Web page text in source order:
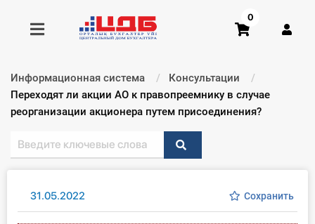
Получить консультацию
Главная ИС
0
Информационная система
Консультации
Текущий:
Переходят ли акции АО к правопреемнику в случае
реорганизации акционера путем присоединения?
31.05.2022 Сохранить